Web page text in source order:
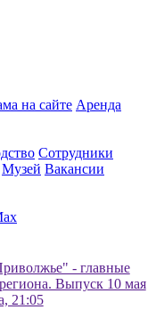
на сайте Аренда
Сотрудники
Музей Вакансии
- главные
Выпуск 10 мая
21:05